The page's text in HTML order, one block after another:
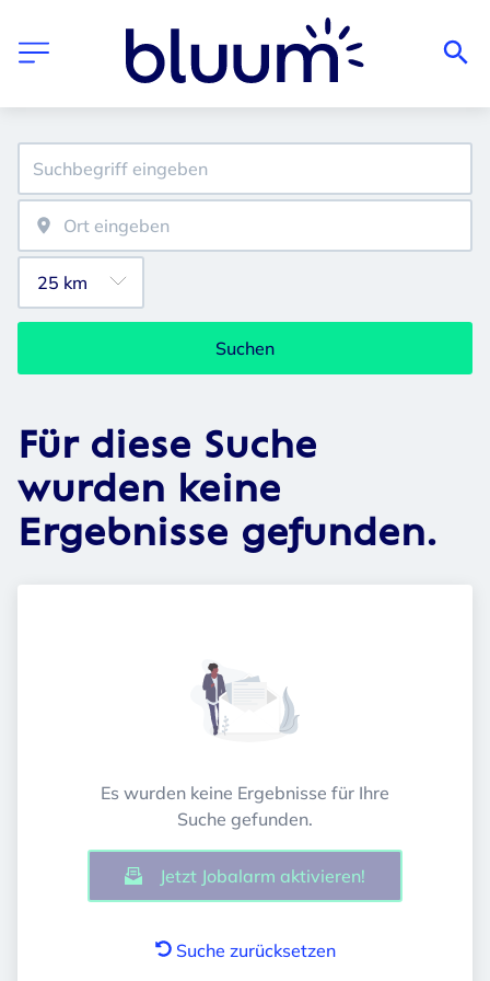
Suchen
Für diese Suche
wurden keine
Ergebnisse gefunden.
Es wurden keine Ergebnisse für Ihre
Suche gefunden.
Jetzt Jobalarm aktivieren!
Suche zurücksetzen